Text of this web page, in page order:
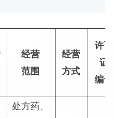
经营
范围
经营
方式
许可
证
编号
处方药、